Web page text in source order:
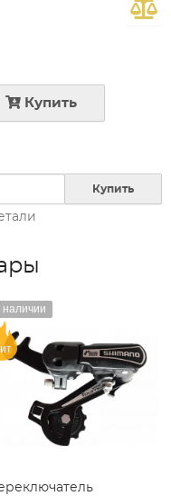
Купить
Купить
наличии